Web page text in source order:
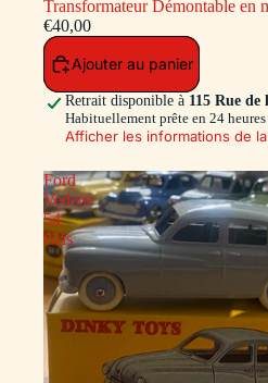
Transformateur Démontable en
Ref ADT-833 ( Accessoires a
transfo )
€40,00
Ajouter au panier
Retrait disponible à 115 Rue
Habituellement prête en 24 heures
Afficher les informations de
Ford
Vedette
54
Gris